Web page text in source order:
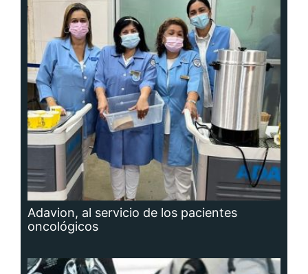
Adavion, al servicio de los pacientes
oncológicos